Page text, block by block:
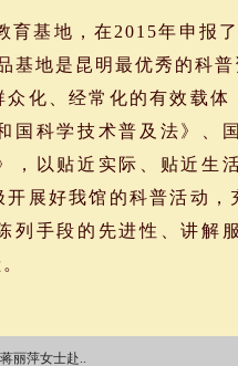
基地，在2015年申报
基地是昆明最优秀的科
化、经常化的有效载体
国科学技术普及法》、
，以贴近实际、贴近生
展好我馆的科普活动
列手段的先进性、讲解
丽萍女士赴..